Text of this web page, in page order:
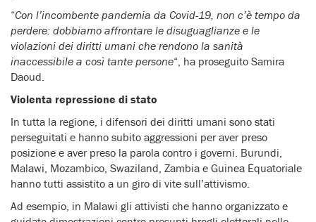
“Con l’incombente pandemia da Covid-19, non c’è tempo da
perdere: dobbiamo affrontare le disuguaglianze e le
violazioni dei diritti umani che rendono la sanità
inaccessibile a così tante persone“, ha proseguito Samira
Daoud.
Violenta repressione di stato
In tutta la regione, i difensori dei diritti umani sono stati
perseguitati e hanno subito aggressioni per aver preso
posizione e aver preso la parola contro i governi. Burundi,
Malawi, Mozambico, Swaziland, Zambia e Guinea Equatoriale
hanno tutti assistito a un giro di vite sull’attivismo.
Ad esempio, in Malawi gli attivisti che hanno organizzato e